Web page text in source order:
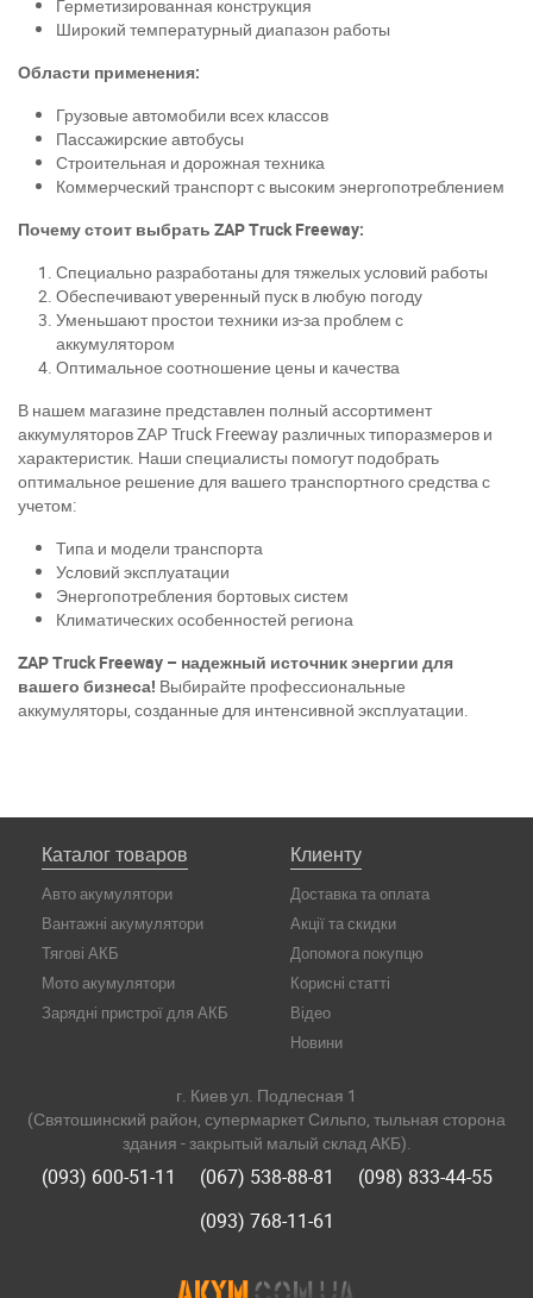
Герметизированная конструкция
Широкий температурный диапазон работы
Области применения:
Грузовые автомобили всех классов
Пассажирские автобусы
Строительная и дорожная техника
Коммерческий транспорт с высоким энергопотреблением
Почему стоит выбрать ZAP Truck Freeway:
Специально разработаны для тяжелых условий работы
Обеспечивают уверенный пуск в любую погоду
Уменьшают простои техники из-за проблем с
аккумулятором
Оптимальное соотношение цены и качества
В нашем магазине представлен полный ассортимент
аккумуляторов ZAP Truck Freeway различных типоразмеров и
характеристик. Наши специалисты помогут подобрать
оптимальное решение для вашего транспортного средства с
учетом:
Типа и модели транспорта
Условий эксплуатации
Энергопотребления бортовых систем
Климатических особенностей региона
ZAP Truck Freeway – надежный источник энергии для
вашего бизнеса! Выбирайте профессиональные
аккумуляторы, созданные для интенсивной эксплуатации.
Каталог товаров
Авто акумулятори
Вантажні акумулятори
Тягові АКБ
Мото акумулятори
Зарядні пристрої для АКБ
Клиенту
Доставка та оплата
Акції та скидки
Допомога покупцю
Корисні статті
Відео
Новини
г. Киев ул. Подлесная 1
(Святошинский район, супермаркет Сильпо, тыльная сторона
здания - закрытый малый склад АКБ).
(093) 600-51-11 (067) 538-88-81
(098) 833-44-55
(093) 768-11-61